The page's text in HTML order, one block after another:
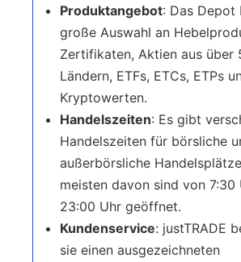
Produktangebot: Das Depot
große Auswahl an
Zertifikaten, Aktien aus über
Ländern, ETFs, ETCs, ETPs
Kryptowerten.
Handelszeiten: Es gibt
Handelszeiten für börsliche
außerbörsliche
meisten davon sind von 7:30
23:00 Uhr geöffnet.
Kundenservice: justTRADE
sie einen ausgezeichneten